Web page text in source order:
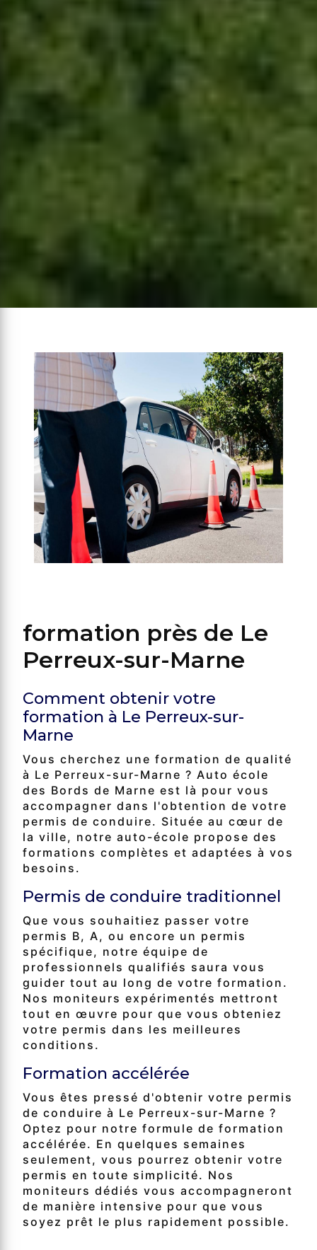
formation près de Le
Perreux-sur-Marne
Comment obtenir votre
formation à Le Perreux-sur-
Marne
Vous cherchez une formation de qualité
à Le Perreux-sur-Marne ? Auto école
des Bords de Marne est là pour vous
accompagner dans l'obtention de votre
permis de conduire. Située au cœur de
la ville, notre auto-école propose des
formations complètes et adaptées à vos
besoins.
Permis de conduire traditionnel
Que vous souhaitiez passer votre
permis B, A, ou encore un permis
spécifique, notre équipe de
professionnels qualifiés saura vous
guider tout au long de votre formation.
Nos moniteurs expérimentés mettront
tout en œuvre pour que vous obteniez
votre permis dans les meilleures
conditions.
Formation accélérée
Vous êtes pressé d'obtenir votre permis
de conduire à Le Perreux-sur-Marne ?
Optez pour notre formule de formation
accélérée. En quelques semaines
seulement, vous pourrez obtenir votre
permis en toute simplicité. Nos
moniteurs dédiés vous accompagneront
de manière intensive pour que vous
soyez prêt le plus rapidement possible.